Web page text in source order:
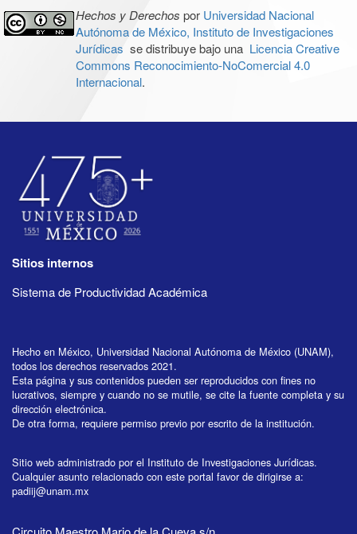
Hechos y Derechos por Universidad Nacional
Autónoma de México, Instituto de Investigaciones
Jurídicas se distribuye bajo una Licencia Creative
Commons Reconocimiento-NoComercial 4.0
Internacional.
Sitios internos
Sistema de Productividad Académica
Hecho en México, Universidad Nacional Autónoma de México (UNAM),
todos los derechos reservados 2021.
Esta página y sus contenidos pueden ser reproducidos con fines no
lucrativos, siempre y cuando no se mutile, se cite la fuente completa y su
dirección electrónica.
De otra forma, requiere permiso previo por escrito de la institución.
Sitio web administrado por el Instituto de Investigaciones Jurídicas.
Cualquier asunto relacionado con este portal favor de dirigirse a:
padiij@unam.mx